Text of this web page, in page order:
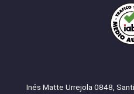
Inés Matte Urrejola 0848,